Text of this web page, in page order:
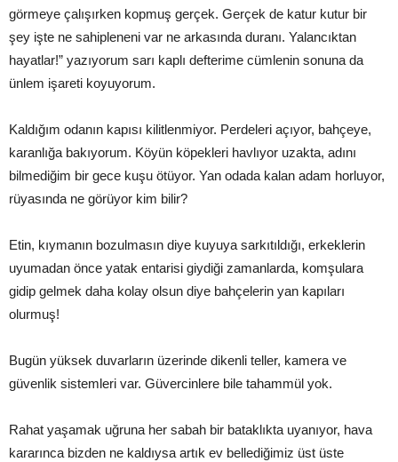
görmeye çalışırken kopmuş gerçek. Gerçek de katur kutur bir
şey işte ne sahipleneni var ne arkasında duranı. Yalancıktan
hayatlar!” yazıyorum sarı kaplı defterime cümlenin sonuna da
ünlem işareti koyuyorum.
Kaldığım odanın kapısı kilitlenmiyor. Perdeleri açıyor, bahçeye,
karanlığa bakıyorum. Köyün köpekleri havlıyor uzakta, adını
bilmediğim bir gece kuşu ötüyor. Yan odada kalan adam horluyor,
rüyasında ne görüyor kim bilir?
Etin, kıymanın bozulmasın diye kuyuya sarkıtıldığı, erkeklerin
uyumadan önce yatak entarisi giydiği zamanlarda, komşulara
gidip gelmek daha kolay olsun diye bahçelerin yan kapıları
olurmuş!
Bugün yüksek duvarların üzerinde dikenli teller, kamera ve
güvenlik sistemleri var. Güvercinlere bile tahammül yok.
Rahat yaşamak uğruna her sabah bir bataklıkta uyanıyor, hava
kararınca bizden ne kaldıysa artık ev bellediğimiz üst üste